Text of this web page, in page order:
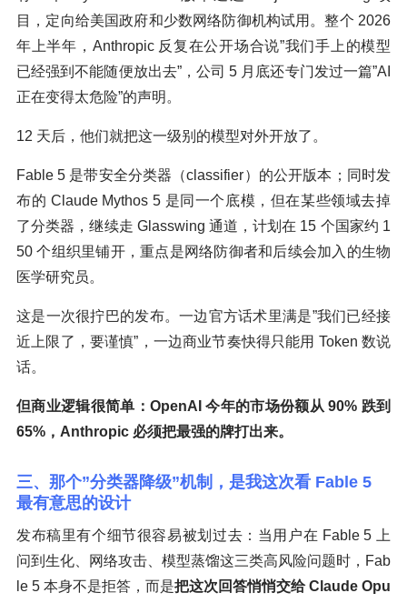
目，定向给美国政府和少数网络防御机构试用。整个 2026
年上半年，Anthropic 反复在公开场合说”我们手上的模型
已经强到不能随便放出去”，公司 5 月底还专门发过一篇”AI
正在变得太危险”的声明。
12 天后，他们就把这一级别的模型对外开放了。
Fable 5 是带安全分类器（classifier）的公开版本；同时发
布的 Claude Mythos 5 是同一个底模，但在某些领域去掉
了分类器，继续走 Glasswing 通道，计划在 15 个国家约 1
50 个组织里铺开，重点是网络防御者和后续会加入的生物
医学研究员。
这是一次很拧巴的发布。一边官方话术里满是”我们已经接
近上限了，要谨慎”，一边商业节奏快得只能用 Token 数说
话。
但商业逻辑很简单：OpenAI 今年的市场份额从 90% 跌到
65%，Anthropic 必须把最强的牌打出来。
三、那个”分类器降级”机制，是我这次看 Fable 5
最有意思的设计
发布稿里有个细节很容易被划过去：当用户在 Fable 5 上
问到生化、网络攻击、模型蒸馏这三类高风险问题时，Fab
le 5 本身不是拒答，而是把这次回答悄悄交给 Claude Opu